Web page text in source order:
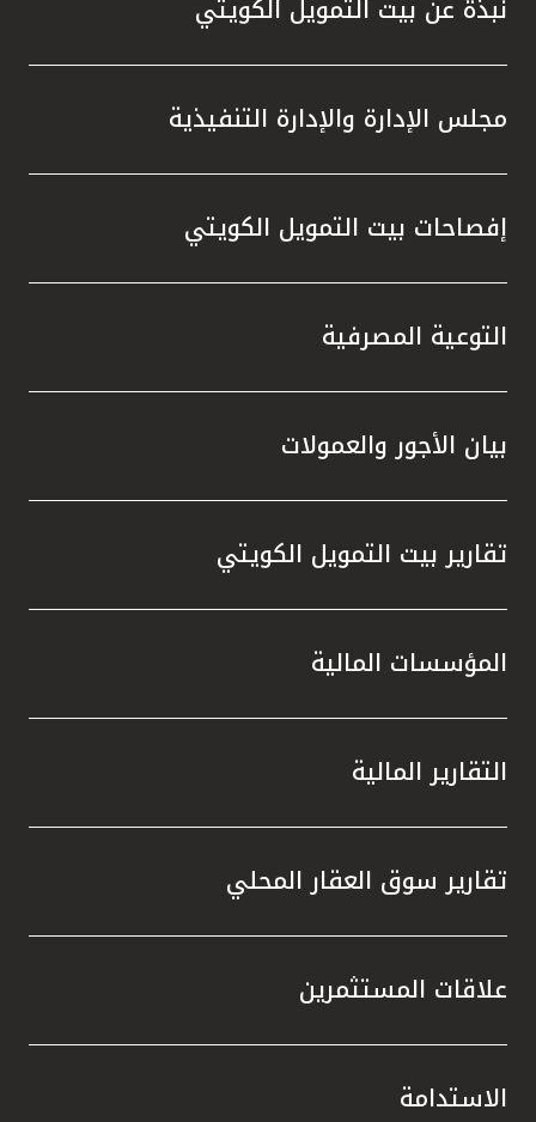
نبذة عن بيت التمويل الكويتي
مجلس الإدارة والإدارة التنفيذية
إفصاحات بيت التمويل الكويتي
التوعية المصرفية
بيان الأجور والعمولات
تقارير بيت التمويل الكويتي
المؤسسات المالية
التقارير المالية
تقارير سوق العقار المحلي
علاقات المستثمرين
الاستدامة